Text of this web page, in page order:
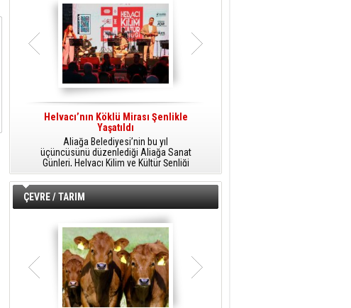
Helvacı’nın Köklü Mirası Şenlikle
Yaşatıldı
Aliağa Belediyesi’nin bu yıl
üçüncüsünü düzenlediği Aliağa Sanat
Günleri, Helvacı Kilim ve Kültür Şenliği
ile Helvacı’da renkli bir güne sahne
oldu.
birbirinden renkli etkinliklerle devam
ÇEVRE / TARIM